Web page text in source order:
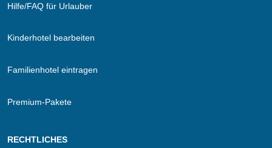
Hilfe/FAQ für Urlauber
Kinderhotel bearbeiten
Familienhotel eintragen
Premium-Pakete
RECHTLICHES